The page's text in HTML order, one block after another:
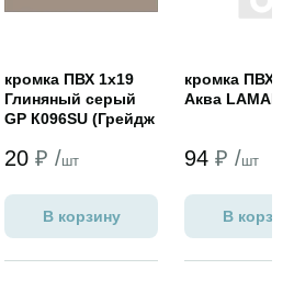
кромка ПВХ 1х19
Глиняный серый
GP К096SU (Грейдж
20 ₽ /шт
В корзину
кромка ПВХ
Аква
94 ₽ /шт
В